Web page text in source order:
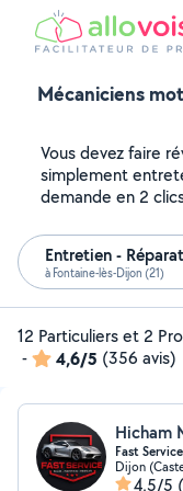
Mécaniciens
Vous devez faire
simplement
demande en 2
Entretien -
à Fontaine-lès-Dijon (21)
12 Particuliers et 2
-
4,6/5 (356 avis)
Hicham
Fast Service
Dijon
4,5/5